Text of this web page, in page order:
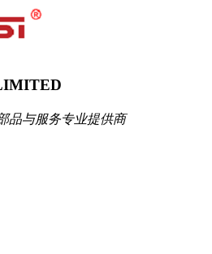
品与服务专业提供商